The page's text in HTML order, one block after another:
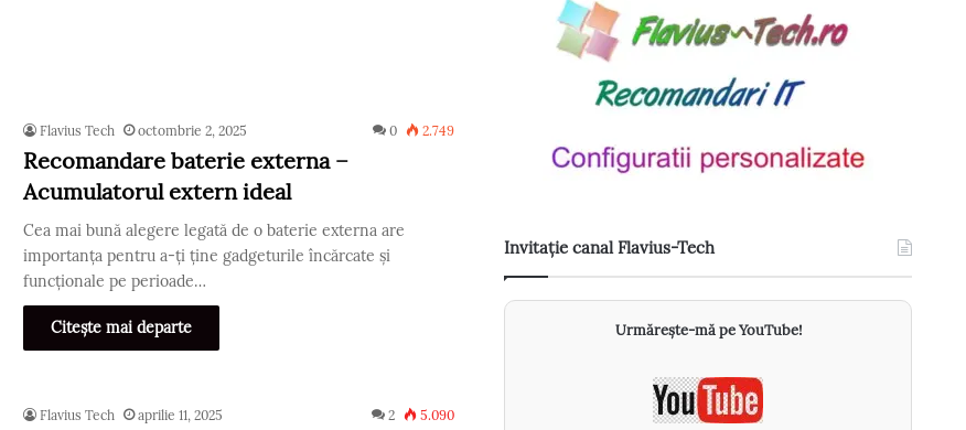
Flavius Tech octombrie 2, 2025 0 2.749
Recomandare baterie externa –
Acumulatorul extern ideal
Cea mai bună alegere legată de o baterie externa are
importanța pentru a-ți ține gadgeturile încărcate și
funcționale pe perioade…
Citește mai departe
Flavius Tech aprilie 11, 2025 2 5.090
Invitație canal Flavius-Tech
Urmărește-mă pe YouTube!